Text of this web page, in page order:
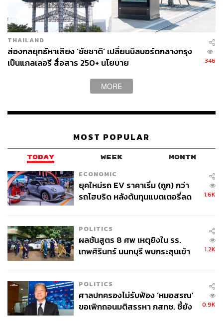
บริเวณลานตรงกลาง ที่การออกแบบให้เป็นวงกลม และมองลงไปจะ
เห็นรถวิ่งไปมา
แรงบันดาลใจจากชื่อแยก สู่ ‘อารยสถาปัตย์’ คืนกำไรสังคม
สำหรับการออกแบบ การก่อสร้างทางเชื่อมแยกปทุมวันนี้
หัวใจสำคัญที่น่าสนใจคือ เป็นการออกแบบอารยสถาปัตย์
(Universal Design) โดยกลุ่มพลังพันธมิตรสยาม มุ่งหวังเพื่อ
การก่อสร้างครั้งนี้ ได้ทำการปรับปรุงทางเชื่อมแยก
ปทุมวันทั้งหมดตั้งแต่ปี 2559 ด้วยงบประมาณของเอกชน ซึ่ง
มีการใช้งบประมาณจำนวน 300 ล้านบาท โดยการร่วมทุน
THAILAND
ส่องกลยุทธ์หาเสียง ‘ชัชชาติ’ เปลี่ยนบิลบอร์ดกลางกรุง
เป็นแกลเลอรี สื่อสาร 250+ นโยบาย
346
MORE
MOST POPULAR
TODAY WEEK MONTH
ECONOMIC
ยุคใหม่รถ EV ราคาเริ่ม (ถูก) กว่า
รถไฮบริด หลังต้นทุนแบตเตอรี่ลด
1.6K
POLITICS
ผลชันสูตร 8 ศพ เหตุยิงใน รร.
เทพศิรินทร์ นนทบุรี พบกระสุนเข้า
1.2K
POLITICS
ศาลปกครองไม่รับฟ้อง ‘หมอสรณ’
ขอเพิกถอนมติสรรหา กสทช. ชี้ยัง
0.9K